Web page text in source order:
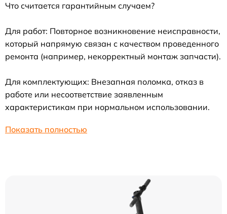
Что считается гарантийным случаем?
Для работ: Повторное возникновение неисправности,
который напрямую связан с качеством проведенного
ремонта (например, некорректный монтаж запчасти).
Для комплектующих: Внезапная поломка, отказ в
работе или несоответствие заявленным
характеристикам при нормальном использовании.
Показать полностью